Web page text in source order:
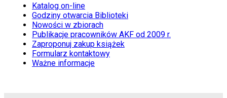
Katalog on-line
Godziny otwarcia Biblioteki
Nowości w zbiorach
Publikacje pracowników AKF od 2009 r.
Zaproponuj zakup książek
Formularz kontaktowy
Ważne informacje